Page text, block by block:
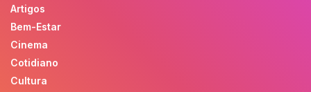
Artigos
Bem-Estar
Cinema
Cotidiano
Cultura